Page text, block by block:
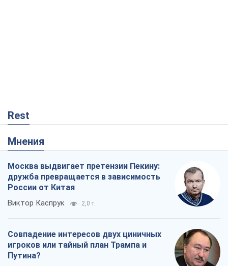
Rest
Мнения
Москва выдвигает претензии Пекину:
дружба превращается в зависимость
России от Китая
Виктор Каспрук 2,0 т.
Совпадение интересов двух циничных
игроков или тайный план Трампа и
Путина?